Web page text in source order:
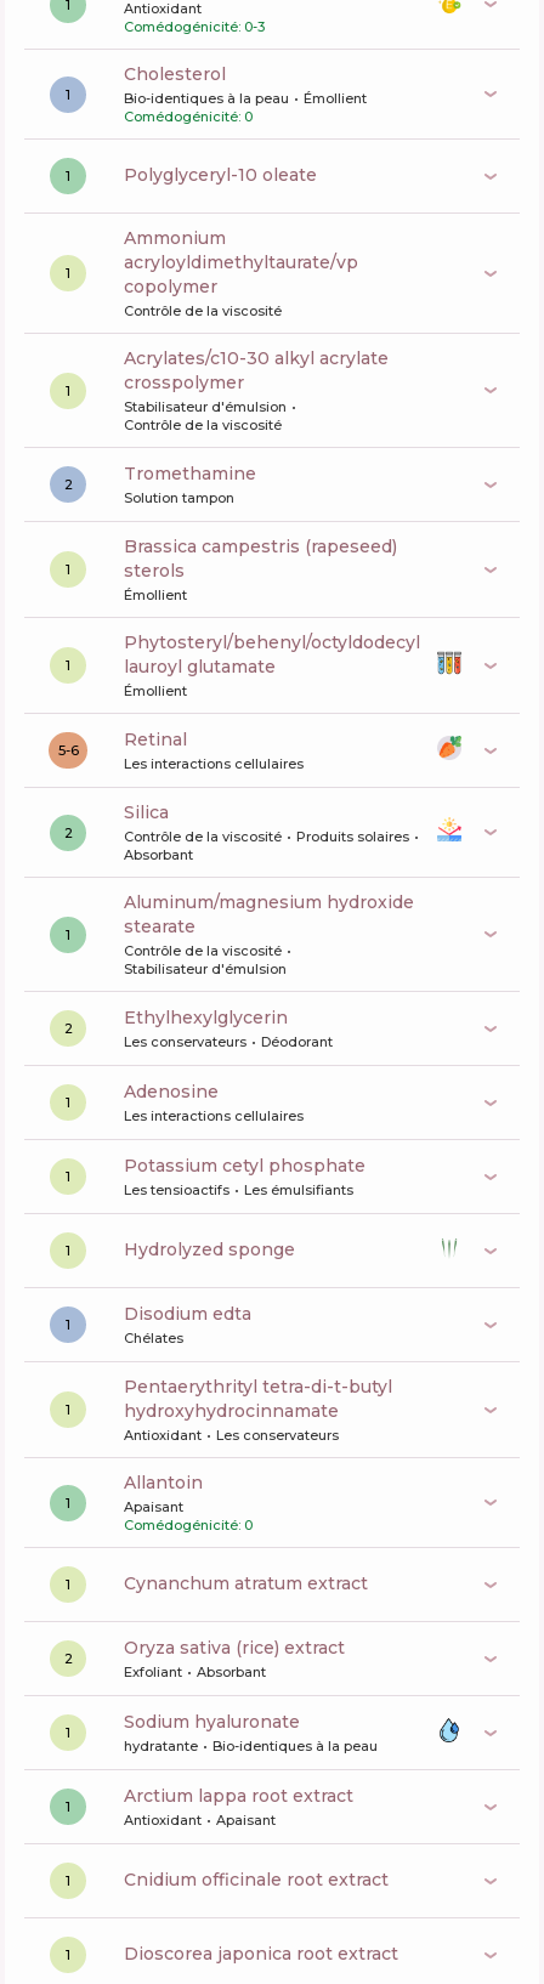
1
Antioxidant
Comédogénicité: 0-3
1
cholesterol
Bio-identiques à la peau
Émollient
Comédogénicité: 0
1 polyglyceryl-10 oleate
1
ammonium
acryloyldimethyltaurate/vp
copolymer
Contrôle de la viscosité
1
acrylates/c10-30 alkyl acrylate
crosspolymer
Stabilisateur d'émulsion
Contrôle de la viscosité
2 tromethamine
Solution tampon
1
brassica campestris (rapeseed)
sterols
Émollient
1
phytosteryl/behenyl/octyldodecyl
lauroyl glutamate
Émollient
5-6 retinal
Les interactions cellulaires
2
silica
Contrôle de la viscosité
Produits solaires
Absorbant
1
aluminum/magnesium hydroxide
stearate
Contrôle de la viscosité
Stabilisateur d'émulsion
2 ethylhexylglycerin
Les conservateurs Déodorant
1 Adenosine
Les interactions cellulaires
1 potassium cetyl phosphate
Les tensioactifs Les émulsifiants
1 hydrolyzed sponge
1 disodium edta
Chélates
1
pentaerythrityl tetra-di-t-butyl
hydroxyhydrocinnamate
Antioxidant Les conservateurs
1
allantoin
Apaisant
Comédogénicité: 0
1 cynanchum atratum extract
2 oryza sativa (rice) extract
Exfoliant Absorbant
1 sodium hyaluronate
hydratante Bio-identiques à la peau
1 arctium lappa root extract
Antioxidant Apaisant
1 cnidium officinale root extract
1 dioscorea japonica root extract